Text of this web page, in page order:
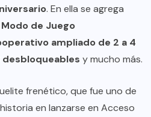
. En ella se agrega
de Juego
ampliado de 2 a 4
y mucho más.
frenético, que fue uno de
en lanzarse en Acceso